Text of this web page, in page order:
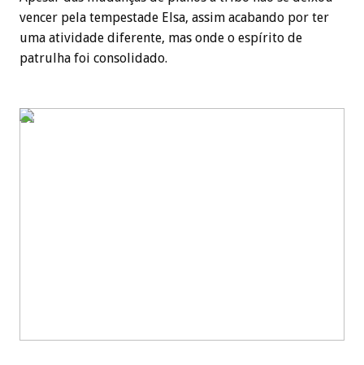
vencer pela tempestade Elsa, assim acabando por ter
uma atividade diferente, mas onde o espírito de
patrulha foi consolidado.